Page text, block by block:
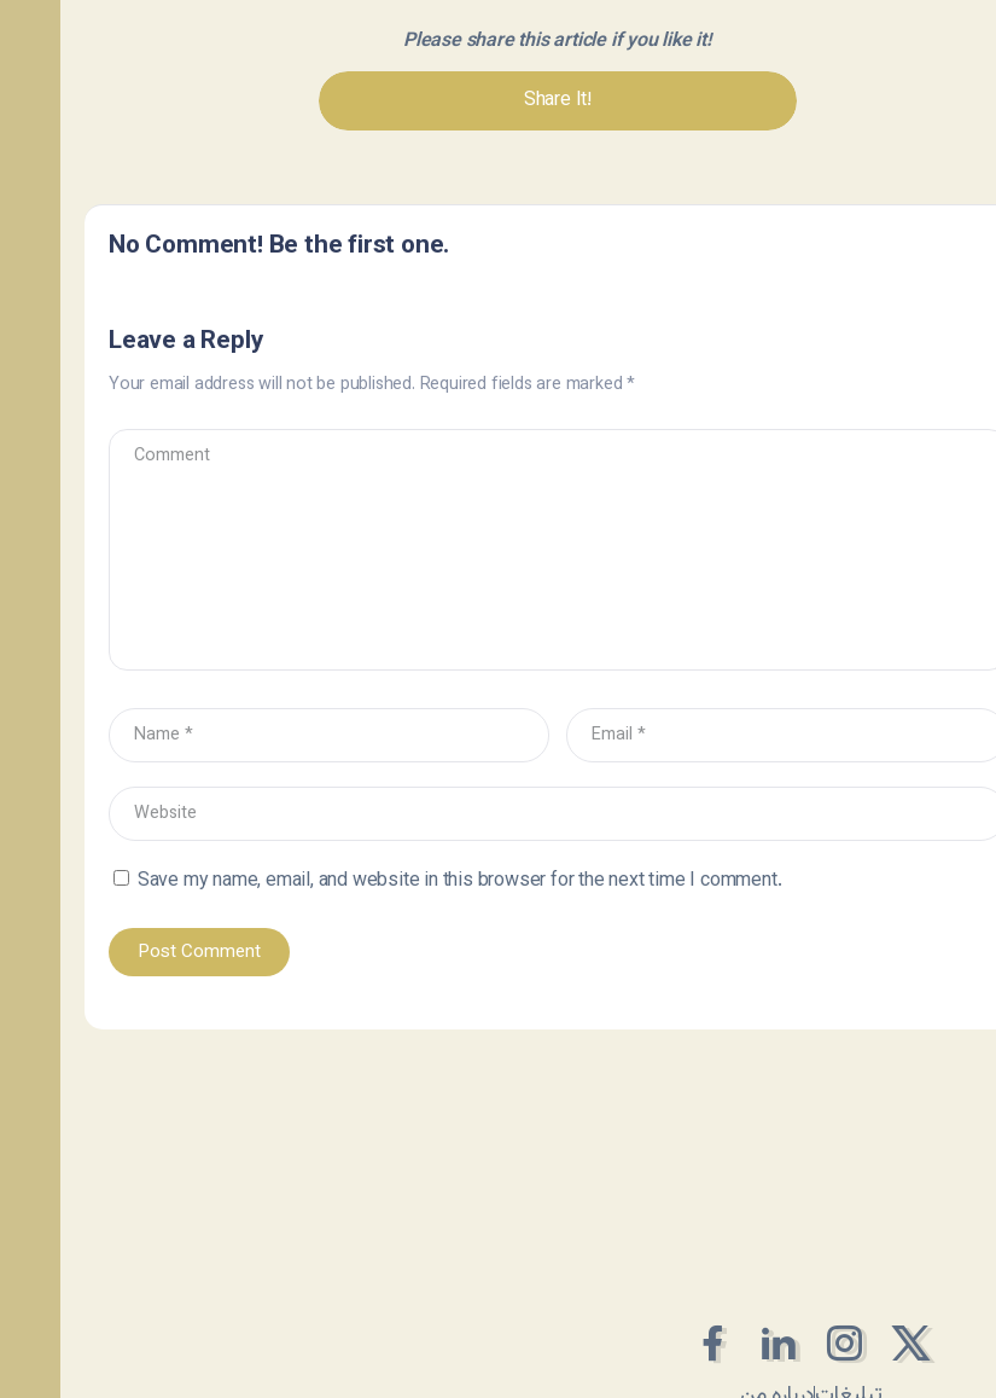
Please share this article if you like it!
Share It!
No Comment! Be the first one.
Leave a Reply
Your email address will not be published. Required fields are marked*
Save my name, email, and website in this browser for the next time I comment.